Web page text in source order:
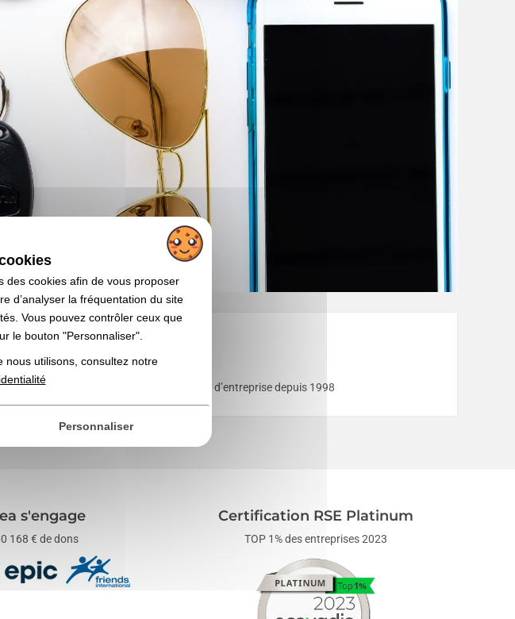
| Grossiste
Objets publicitaires, goodies et cadeaux d’entreprise depuis 1998
s'engage
168 € de dons
Certification RSE Platinum
TOP 1% des entreprises 2023
des cookies afin de vous proposer
d’analyser la fréquentation du site
Vous pouvez contrôler ceux que
le bouton "Personnaliser".
nous utilisons, consultez notre
Personnaliser